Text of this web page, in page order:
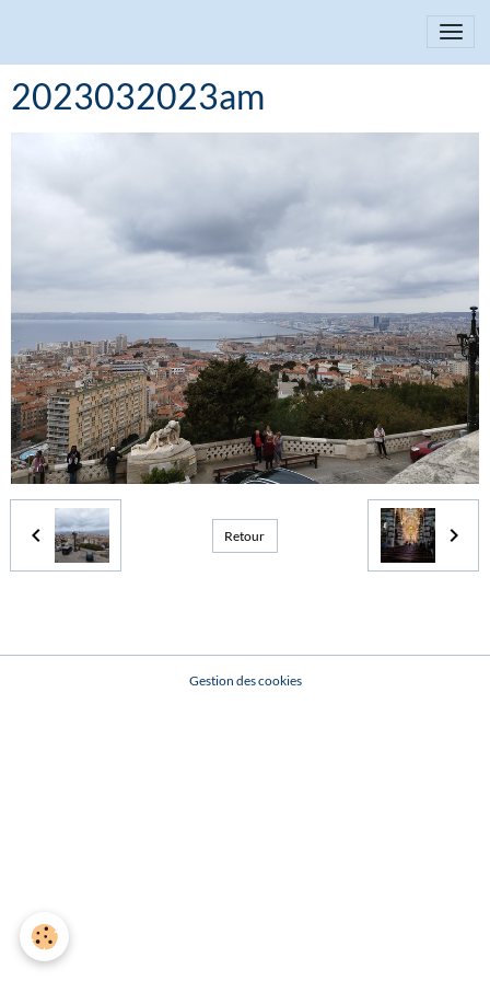
2023032023am
Retour
Gestion des cookies